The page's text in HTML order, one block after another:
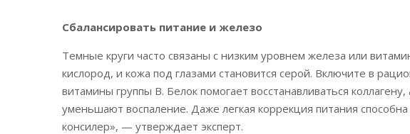
Сбалансировать питание и железо
Темные круги часто связаны с низким уровнем железа или
кислород, и кожа под глазами становится серой. Включите в
витамины группы B. Белок помогает восстанавливаться
уменьшают воспаление. Даже легкая коррекция питания
консилер», — утверждает эксперт.